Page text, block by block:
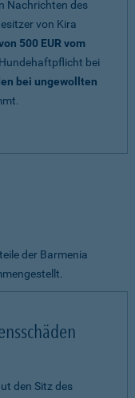
Nachrichten des
von Kira
500 EUR vom
bei
bei ungewollten
der Barmenia
den Sitz des